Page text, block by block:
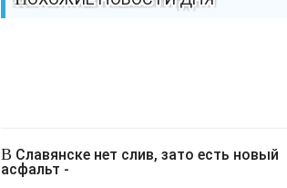
В Славянске нет слив, зато есть новый
асфальт -